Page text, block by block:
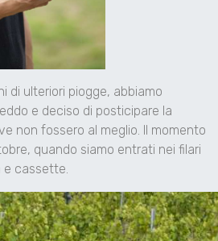
di ulteriori piogge, abbiamo
e deciso di posticipare la
non fossero al meglio. Il momento
quando siamo entrati nei filari
e cassette.